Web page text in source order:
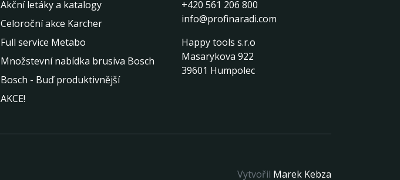
Akční letáky a katalogy
Celoroční akce Karcher
Full service Metabo
Množstevní nabídka brusiva Bosch
Bosch - Buď produktivnější
AKCE!
+420 561 206 800
info@profinaradi.com
Happy tools s.r.o
Masarykova 922
39601 Humpolec
Vytvořil Marek Kebza